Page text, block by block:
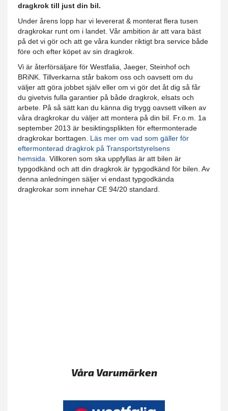
dragkrok till just din bil.​
Under årens lopp har vi levererat & monterat flera tusen
dragkrokar runt om i landet.​ Vår ambition är att vara bäst
på det vi gör och att ge våra kunder riktigt bra service både
före och efter köpet av sin dragkrok.
Vi är återförsäljare för Westfalia, Jaeger, Steinhof och
BRiNK. Tillverkarna står bakom oss och oavsett om du
väljer att göra jobbet själv eller om vi gör det åt dig så får
du givetvis fulla garantier på både dragkrok, elsats och
arbete. På så sätt kan du känna dig trygg oavsett vilken av
våra dragkrokar du väljer att montera på din bil. Fr.o.m. 1a
september 2013 är besiktingsplikten för eftermonterade
dragkrokar borttagen. Läs mer om vad som gäller för
eftermonterad dragkrok på Transportstyrelsens
hemsida. Villkoren som ska uppfyllas är att bilen är
typgodkänd och att din dragkrok är typgodkänd för bilen. Av
denna anledningen säljer vi endast typgodkända
dragkrokar som innehar CE 94/20 standard.
Våra Varumärken